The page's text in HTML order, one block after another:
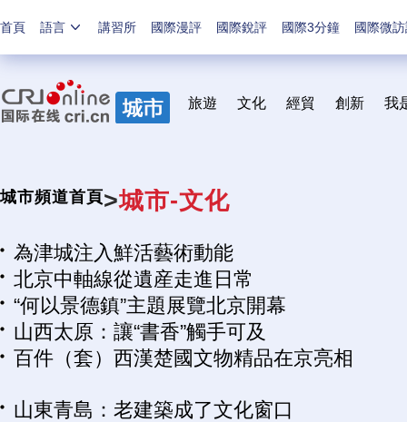
首頁 語言 講習所 國際漫評 國際銳評 國際3分鐘 國際微
旅遊 文化 經貿 創新 我
城市頻道首頁>城市-文化
為津城注入鮮活藝術動能
北京中軸線從遺産走進日常
“何以景德鎮”主題展覽北京開幕
山西太原：讓“書香”觸手可及
百件（套）西漢楚國文物精品在京亮相
山東青島：老建築成了文化窗口